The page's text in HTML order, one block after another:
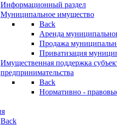
Информационный раздел
Муниципальное имущество
Back
Аренда
Продажа
Приватизация
Имущественная поддержка
предпринимательства
Back
Нормативно -
Back